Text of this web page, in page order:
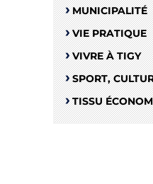
MUNICIPALITÉ
VIE PRATIQUE
VIVRE À TIGY
SPORT,
TISSU